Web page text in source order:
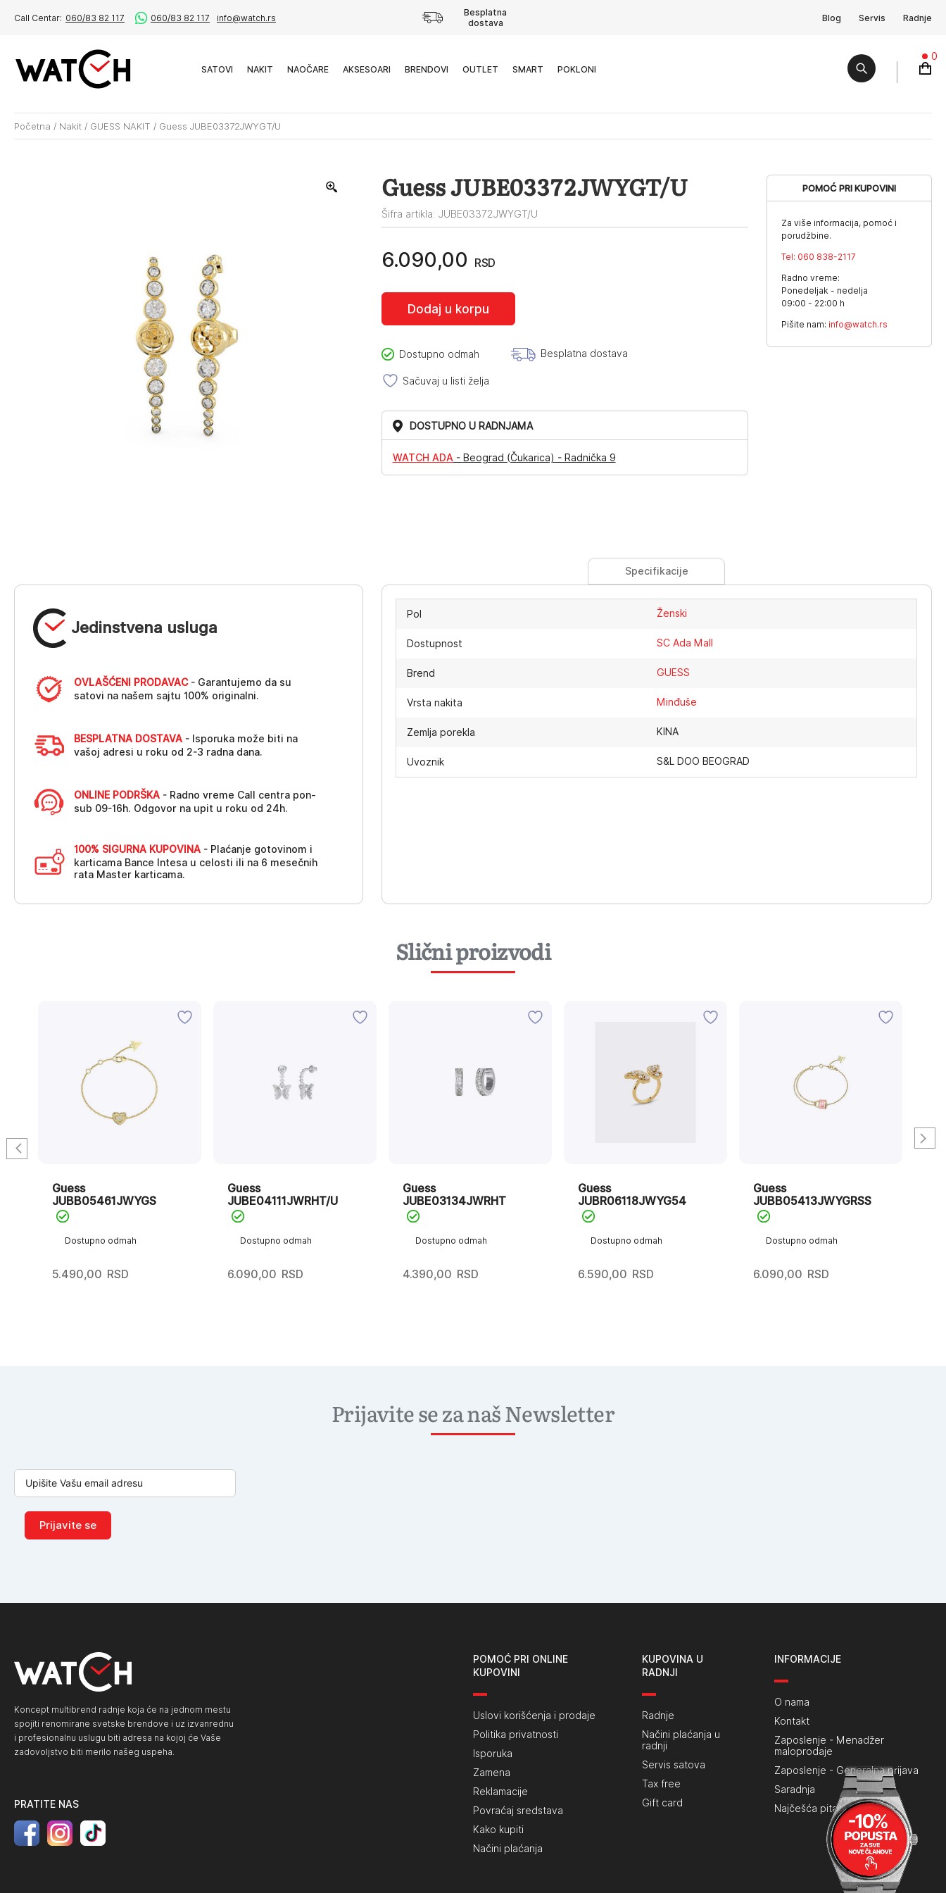
Call Centar: 060/83 82 117 060/83 82 117 info@watch.rs
Besplatna
dostava
Blog Servis Radnje
SATOVI NAKIT NAOČARE AKSESOARI BRENDOVI OUTLET SMART POKLONI
0
Početna / Nakit / GUESS NAKIT / Guess JUBE03372JWYGT/U
Guess JUBE03372JWYGT/U
Šifra artikla: JUBE03372JWYGT/U
6.090,00 RSD
Dodaj u korpu
Dostupno odmah Besplatna dostava
Sačuvaj u listi želja
DOSTUPNO U RADNJAMA
WATCH ADA - Beograd (Čukarica) - Radnička 9
POMOĆ PRI KUPOVINI
Za više informacija, pomoć i
porudžbine.
Tel: 060 838-2117
Radno vreme:
Ponedeljak - nedelja
09:00 - 22:00 h
Pišite nam: info@watch.rs
Jedinstvena usluga
OVLAŠĆENI PRODAVAC- Garantujemo da su
satovi na našem sajtu 100% originalni.
BESPLATNA DOSTAVA - Isporuka može biti na
vašoj adresi u roku od 2-3 radna dana.
ONLINE PODRŠKA - Radno vreme Call centra pon-
sub 09-16h. Odgovor na upit u roku od 24h.
100% SIGURNA KUPOVINA - Plaćanje gotovinom i
karticama Bance Intesa u celosti ili na 6 mesečnih
rata Master karticama.
Specifikacije
Pol Ženski
Dostupnost SC Ada Mall
Brend GUESS
Vrsta nakita Minđuše
Zemlja porekla KINA
Uvoznik S&L DOO BEOGRAD
Slični proizvodi
Dostupno odmah
Guess
JUBB05461JWYGS
5.490,00 RSD
Dostupno odmah
Guess
JUBE04111JWRHT/U
6.090,00 RSD
Dostupno odmah
Guess
JUBE03134JWRHT
4.390,00 RSD
Dostupno odmah
Guess
JUBR06118JWYG54
6.590,00 RSD
Dostupno odmah
Guess
JUBB05413JWYGRSS
6.090,00 RSD
Prijavite se za naš Newsletter
Prijavite se
Koncept multibrend radnje koja će na jednom mestu
spojiti renomirane svetske brendove i uz izvanrednu
i profesionalnu uslugu biti adresa na kojoj će Vaše
zadovoljstvo biti merilo našeg uspeha.
PRATITE NAS
POMOĆ PRI ONLINE
KUPOVINI
Uslovi korišćenja i prodaje
Politika privatnosti
Isporuka
Zamena
Reklamacije
Povraćaj sredstava
Kako kupiti
Načini plaćanja
KUPOVINA U
RADNJI
Radnje
Načini plaćanja u
radnji
Servis satova
Tax free
Gift card
INFORMACIJE
O nama
Kontakt
Zaposlenje - Menadžer
maloprodaje
Zaposlenje - Generalna prijava
Saradnja
Najčešća pitanja